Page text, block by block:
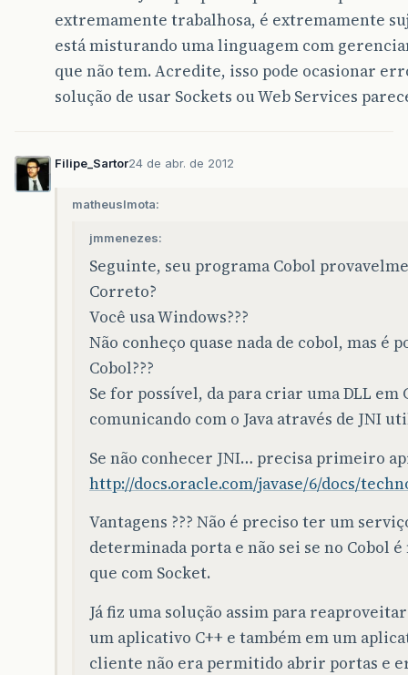
extremamente trabalhosa, é extremamente
está misturando uma linguagem com
que não tem. Acredite, isso pode ocasionar
solução de usar Sockets ou Web Services
Filipe_Sartor24 de abr. de 2012
matheuslmota:
jmmenezes:
Seguinte, seu programa Cobol
Correto?
Você usa Windows???
Não conheço quase nada de cobol, mas é
Cobol???
Se for possível, da para criar uma DLL
comunicando com o Java através de JNI
Se não conhecer JNI… precisa primeiro
http://docs.oracle.com/javase/6/docs/
Vantagens ??? Não é preciso ter um
determinada porta e não sei se no Cobol
que com Socket.
Já fiz uma solução assim para
um aplicativo C++ e também em um
cliente não era permitido abrir portas e